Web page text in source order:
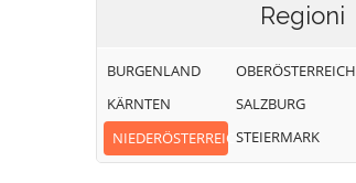
Regioni
BURGENLAND
KÄRNTEN
NIEDERÖSTERREICH
OBERÖSTERREICH
SALZBURG
STEIERMARK